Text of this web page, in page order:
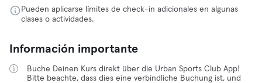
Pueden aplicarse límites de check-in adicionales en algunas
clases o actividades.
Información importante
Buche Deinen Kurs direkt über die Urban Sports Club App!
Bitte beachte, dass dies eine verbindliche Buchung ist, und